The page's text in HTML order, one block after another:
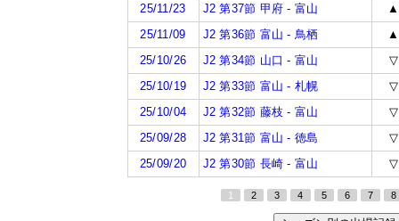
25/11/23
J2 第37節 甲府 - 富山
▲
25/11/09
J2 第36節 富山 - 鳥栖
▲
25/10/26
J2 第34節 山口 - 富山
▽
25/10/19
J2 第33節 富山 - 札幌
▽
25/10/04
J2 第32節 藤枝 - 富山
▽
25/09/28
J2 第31節 富山 - 徳島
▽
25/09/20
J2 第30節 長崎 - 富山 ▽
1 2 3 4 5 6 7 8